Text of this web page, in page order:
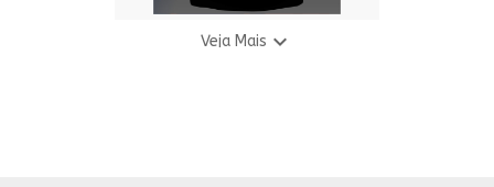
Veja Mais 